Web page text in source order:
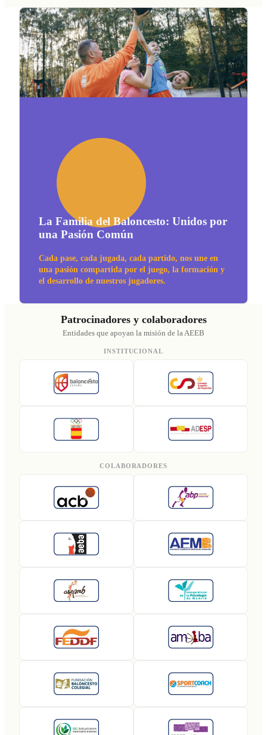
La Familia del Baloncesto: Unidos por
una Pasión Común
Cada pase, cada jugada, cada partido, nos une en
una pasión compartida por el juego, la formación y
el desarrollo de nuestros jugadores.
Patrocinadores y colaboradores
Entidades que apoyan la misión de la AEEB
INSTITUCIONAL
COLABORADORES